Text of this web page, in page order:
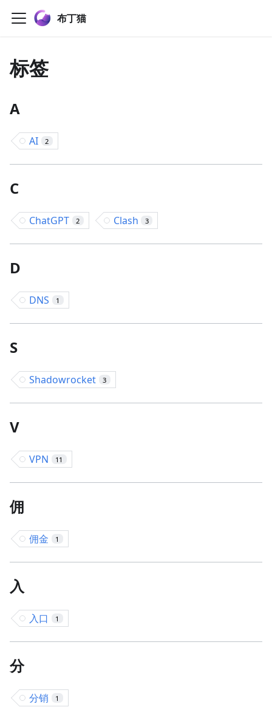
布丁猫
标签
A
AI 2
C
ChatGPT 2 Clash 3
D
DNS 1
S
Shadowrocket 3
V
VPN 11
佣
佣金 1
入
入口 1
分
分销 1